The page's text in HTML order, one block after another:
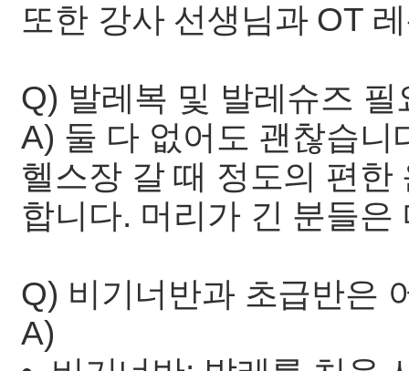
또한 강사 선생님과 OT
Q) 발레복 및 발레슈즈 필
A) 둘 다 없어도 괜찮습니
헬스장 갈 때 정도의 편
합니다. 머리가 긴 분들은
Q) 비기너반과 초급반은
A)